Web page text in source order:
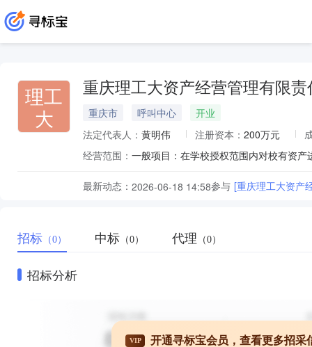
理工
大
重庆理工大资产经营管理有限责
重庆市 呼叫中心
开业
法定代表人： 黄明伟 注册资本： 200万元
经营范围：
最新动态： 2026-06-18 14:58参与 [重庆理工大资产
招标 （0） 中标 （0） 代理 （0）
招标分析
VIP 开通寻标宝会员，查看更多招采